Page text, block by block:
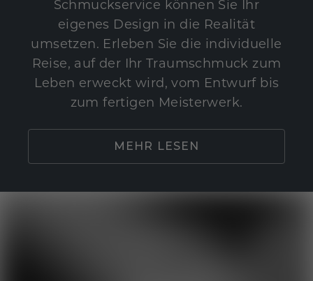
Schmuckservice können Sie Ihr
eigenes Design in die Realität
umsetzen. Erleben Sie die individuelle
Reise, auf der Ihr Traumschmuck zum
Leben erweckt wird, vom Entwurf bis
zum fertigen Meisterwerk.
MEHR LESEN